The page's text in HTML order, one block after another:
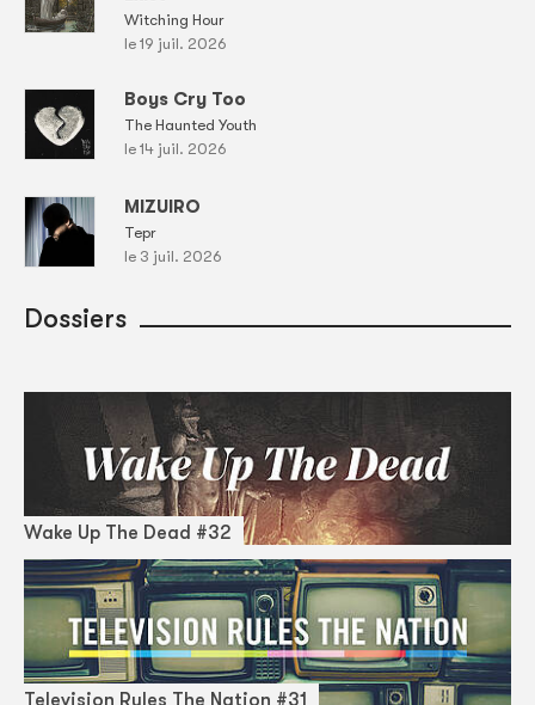
Witching Hour
le 19 juil. 2026
Boys Cry Too
The Haunted Youth
le 14 juil. 2026
MIZUIRO
Tepr
le 3 juil. 2026
Dossiers
Wake Up The Dead #32
Television Rules The Nation #31